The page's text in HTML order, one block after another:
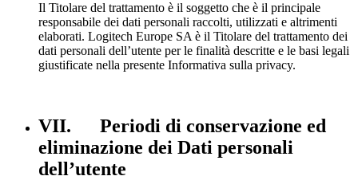
Il Titolare del trattamento è il soggetto che è il principale
responsabile dei dati personali raccolti, utilizzati e altrimenti
elaborati. Logitech Europe SA è il Titolare del trattamento dei
dati personali dell’utente per le finalità descritte e le basi legali
giustificate nella presente Informativa sulla privacy.
VII. Periodi di conservazione ed
eliminazione dei Dati personali
dell’utente